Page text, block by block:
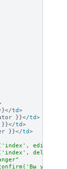
</td>
}}</td>
}}</td>
}}</td>
уверены,